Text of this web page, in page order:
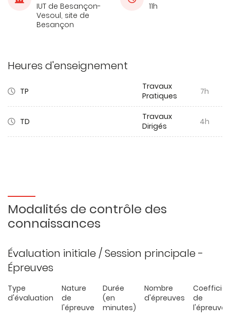
IUT de Besançon-
Vesoul, site de
Besançon
11h
Heures d'enseignement
TP
Travaux
Pratiques
7h
TD
Travaux
Dirigés
4h
Modalités de contrôle des
connaissances
Évaluation initiale / Session principale -
Épreuves
Type
d'évaluation
Nature
de
l'épreuve
Durée
(en
minutes)
Nombre
d'épreuves
de
l'épreuve